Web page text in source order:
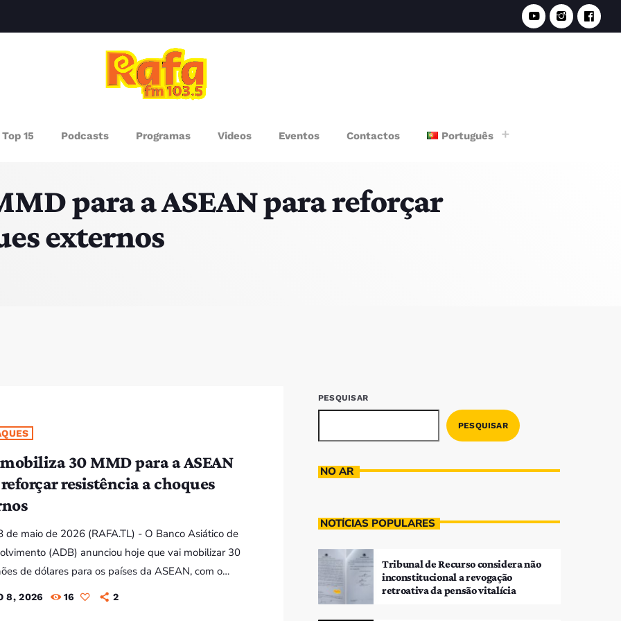
Top 15 Podcasts Programas Videos Eventos Contactos Português
SOMOSpara a ASEAN para reforçar
externos
30 MMD para a ASEAN
resistência a choques
de maio de 2026 (RAFA.TL) - O Banco Asiático de
(ADB) anunciou hoje que vai mobilizar 30
de dólares para os países da ASEAN, com o
de apoiar as prioridades económicas do bloco e
8, 2026 16 2
PESQUISAR
PESQUISAR
NO AR
NOTÍCIAS POPULARES
Tribunal de Recurso considera não
inconstitucional a revogação
retroativa da pensão vitalícia